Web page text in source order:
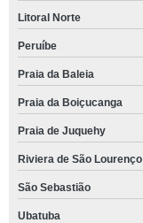
Litoral Norte
Peruíbe
Praia da Baleia
Praia da Boiçucanga
Praia de Juquehy
Riviera de São Lourenço
São Sebastião
Ubatuba